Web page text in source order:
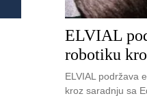
ELVIAL
robotiku
ELVIAL podržava
kroz saradnju sa